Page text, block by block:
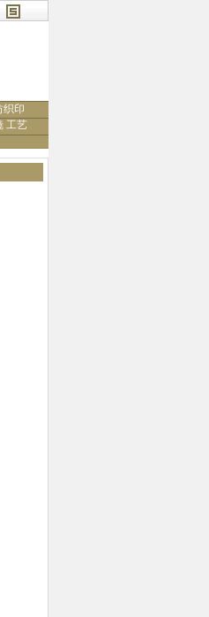
织印
工艺